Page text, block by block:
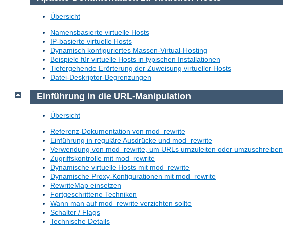
Übersicht
Namensbasierte virtuelle Hosts
IP-basierte virtuelle Hosts
Dynamisch konfiguriertes Massen-Virtual-Hosting
Beispiele für virtuelle Hosts in typischen Installationen
Tiefergehende Erörterung der Zuweisung virtueller Hosts
Datei-Deskriptor-Begrenzungen
Einführung in die URL-Manipulation
Übersicht
Referenz-Dokumentation von mod_rewrite
Einführung in reguläre Ausdrücke und mod_rewrite
Verwendung von mod_rewrite, um URLs umzuleiten oder umzuschreiben
Zugriffskontrolle mit mod_rewrite
Dynamische virtuelle Hosts mit mod_rewrite
Dynamische Proxy-Konfigurationen mit mod_rewrite
RewriteMap einsetzen
Fortgeschrittene Techniken
Wann man auf mod_rewrite verzichten sollte
Schalter / Flags
Technische Details